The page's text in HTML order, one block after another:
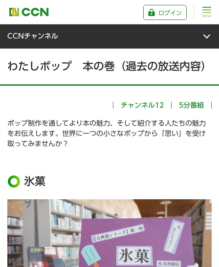
ログイン
CCNチャンネル
わたしポップ 本の巻（過去の放送内容）
チャンネル12 5分番組
ポップ制作を通してより本の魅力、そして紹介する人たちの魅力
をお伝えします。世界に一つの小さなポップから「思い」を受け
取ってみませんか？
氷菓